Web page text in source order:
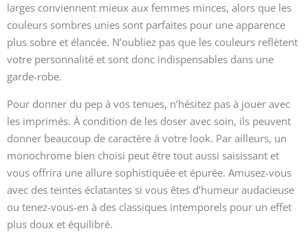
larges conviennent mieux aux femmes minces, alors que les
couleurs sombres unies sont parfaites pour une apparence
plus sobre et élancée. N’oubliez pas que les couleurs reflètent
votre personnalité et sont donc indispensables dans une
garde-robe.
Pour donner du pep à vos tenues, n’hésitez pas à jouer avec
les imprimés. À condition de les doser avec soin, ils peuvent
donner beaucoup de caractère à votre look. Par ailleurs, un
monochrome bien choisi peut être tout aussi saisissant et
vous offrira une allure sophistiquée et épurée. Amusez-vous
avec des teintes éclatantes si vous êtes d’humeur audacieuse
ou tenez-vous-en à des classiques intemporels pour un effet
plus doux et équilibré.